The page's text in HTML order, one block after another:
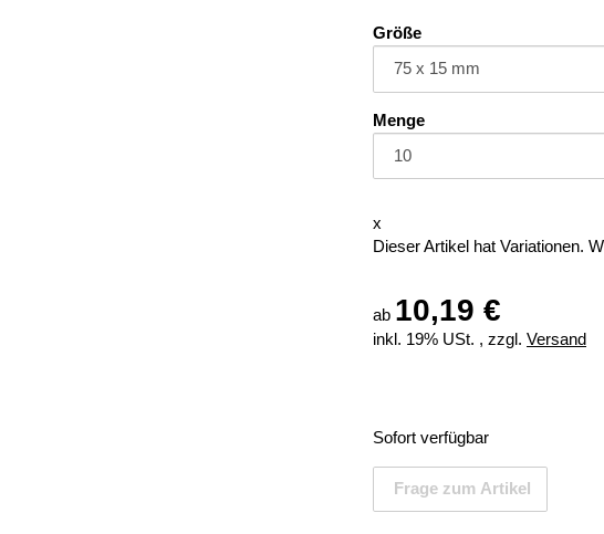
Größe
Menge
x
Dieser Artikel hat Variationen.
ab 10,19 €
inkl. 19% USt. , zzgl. Versand
Sofort verfügbar
Frage zum Artikel